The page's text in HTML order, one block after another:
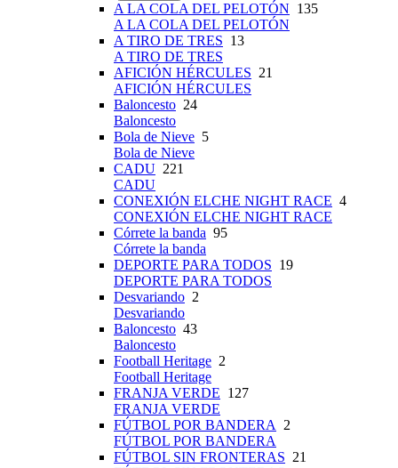
A LA COLA DEL PELOTÓN 135
A LA COLA DEL PELOTÓN
A TIRO DE TRES 13
A TIRO DE TRES
AFICIÓN HÉRCULES 21
AFICIÓN HÉRCULES
Baloncesto 24
Baloncesto
Bola de Nieve 5
Bola de Nieve
CADU 221
CADU
CONEXIÓN ELCHE NIGHT RACE 4
CONEXIÓN ELCHE NIGHT RACE
Córrete la banda 95
Córrete la banda
DEPORTE PARA TODOS 19
DEPORTE PARA TODOS
Desvariando 2
Desvariando
Baloncesto 43
Baloncesto
Football Heritage 2
Football Heritage
FRANJA VERDE 127
FRANJA VERDE
FÚTBOL POR BANDERA 2
FÚTBOL POR BANDERA
FÚTBOL SIN FRONTERAS 21